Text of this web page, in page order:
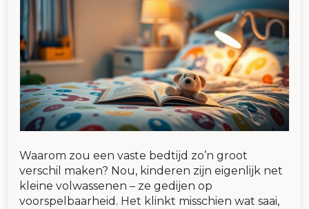
Waarom zou een vaste bedtijd zo’n groot
verschil maken? Nou, kinderen zijn eigenlijk net
kleine volwassenen – ze gedijen op
voorspelbaarheid. Het klinkt misschien wat saai,